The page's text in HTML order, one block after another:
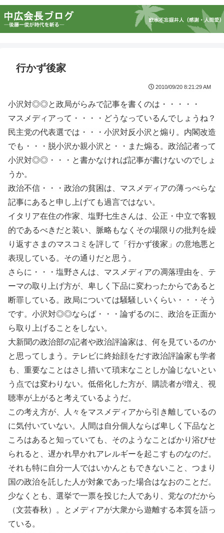
行かず後家
2010/09/20 8:21:29 AM
小沢対◎◎と政局がらみで記事を書くのは・・・・・
マスメディアって・・・・どうなっているんでしょうね？
民主党の代表選では・・・小沢対反小沢と煽り。内閣改造
でも・・・脱小沢か親小沢と・・また煽る。政治記者って
小沢対◎◎・・・と書かなければ記事が書けないのでしょ
うか。
政治不信・・・政治の貧困は、マスメディアの薄っぺらな
記事にあると申し上げても過言ではない。
イタリア在住の作家、塩野七生さんは、公正・中立で客観
的であるべきだと装い、脈略もなくその場限りの批判を繰
り返すさまのマスコミを評して「行かず後家」の意地悪と
表現している。その通りだと思う。
さらに・・・塩野さんは、マスメディアの凋落理由を、テ
ーマの取り上げ方が、卑しく下品に変わったからであると
断罪している。政局については騒騒しいくらい・・・そう
です。小沢対◎◎ならば・・・論ずるのに、政治を正面か
ら取り上げることをしない。
大新聞の政治部の記者や政治評論家は、何を見ているのか
と思ってしまう。テレビに終始顔をだす政治評論家も学者
も、重要なことはさし措いて瑣末なことしか論じないとい
う点では変わりない。低俗化した方が、購読者が増え、視
聴率が上がると考えているようだ。
この考え方が、人々をマスメディアから引き離しているの
に気付いていない。人間は自分個人ならば卑しく下品なと
ころはあると知っていても、そのようなことばかり浴びせ
られると、遅かれ早かれアレルギーを起こすものなのだ。
それも特に自分一人ではいかんともできないこと、つまり
国の政治を託した人が対象であった場合はなおのことだ。
少なくとも、選挙で一票を投じた人であり、党なのだから
（文芸春秋）。とメディアが大衆から遊離する本質を語っ
ている。